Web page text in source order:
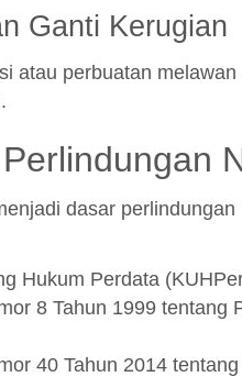
Ganti Kerugian
atau perbuatan
dasar
Hukum Perdata
8 Tahun 1999 tentang
40 Tahun 2014